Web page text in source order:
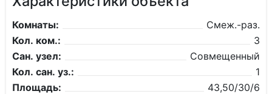
Комнаты:
Смеж.-раз.
Кол. ком.:
3
Сан. узел:
Совмещенный
Кол. сан. уз.:
1
Площадь:
43,50/30/6